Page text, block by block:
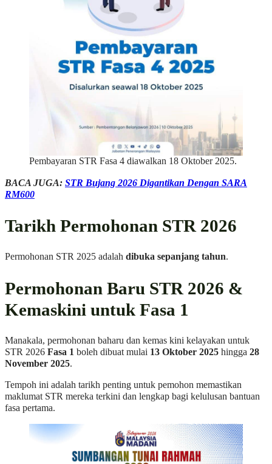
Pembayaran STR Fasa 4 diawalkan 18 Oktober 2025.
BACA JUGA: STR Bujang 2026 Digantikan Dengan SARA
RM600
Tarikh Permohonan STR 2026
Permohonan STR 2025 adalah dibuka sepanjang tahun.
Permohonan Baru STR 2026 &
Kemaskini untuk Fasa 1
Manakala, permohonan baharu dan kemas kini kelayakan untuk
STR 2026 Fasa 1 boleh dibuat mulai 13 Oktober 2025 hingga 28
November 2025.
Tempoh ini adalah tarikh penting untuk pemohon memastikan
maklumat STR mereka terkini dan lengkap bagi kelulusan bantuan
fasa pertama.